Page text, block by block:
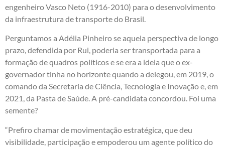
engenheiro Vasco Neto (1916-2010) para o desenvolvimento
da infraestrutura de transporte do Brasil.
Perguntamos a Adélia Pinheiro se aquela perspectiva de longo
prazo, defendida por Rui, poderia ser transportada para a
formação de quadros políticos e se era a ideia que o ex-
governador tinha no horizonte quando a delegou, em 2019, o
comando da Secretaria de Ciência, Tecnologia e Inovação e, em
2021, da Pasta de Saúde. A pré-candidata concordou. Foi uma
semente?
“Prefiro chamar de movimentação estratégica, que deu
visibilidade, participação e empoderou um agente político do